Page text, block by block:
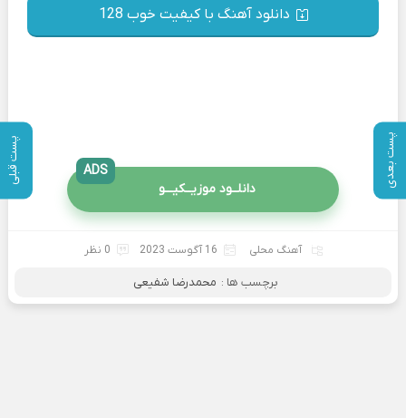
پست بعدی پست قبلی
دانلود آهنگ با کیفیت خوب 128
دانلــود موزیــکیـــو
ADS
آهنگ محلی 16 آگوست 2023 0 نظر
برچسب ها : محمدرضا شفیعی